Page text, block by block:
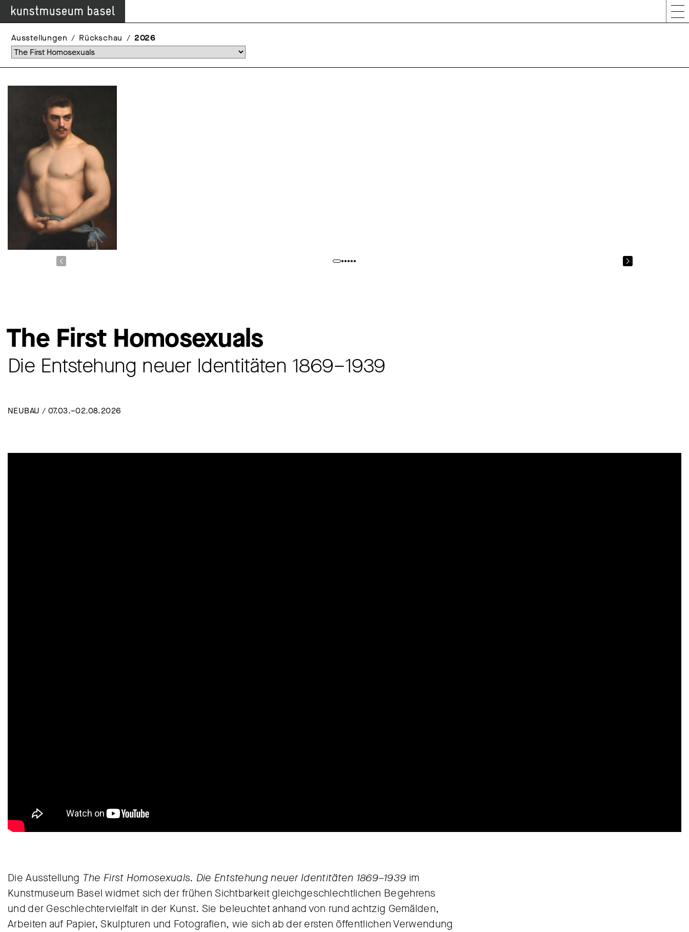
Ausstellungen Rückschau 2026
The First Homosexuals
Die Entstehung neuer Identitäten 1869–1939
NEUBAU / 07.03.–02.08.2026
Die Ausstellung The First Homosexuals. Die Entstehung neuer Identitäten 1869–1939 im
Kunstmuseum Basel widmet sich der frühen Sichtbarkeit gleichgeschlechtlichen Begehrens
und der Geschlechtervielfalt in der Kunst. Sie beleuchtet anhand von rund achtzig Gemälden,
Arbeiten auf Papier, Skulpturen und Fotografien, wie sich ab der ersten öffentlichen Verwendung